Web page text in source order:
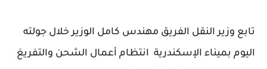
تابع وزير النقل الفريق مهندس كامل الوزير خلال جولته
اليوم بميناء الإسكندرية انتظام أعمال الشحن والتفريغ